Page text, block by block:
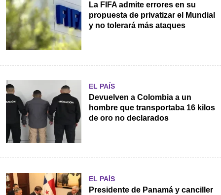
La FIFA admite errores en su
propuesta de privatizar el Mundial
y no tolerará más ataques
EL PAÍS
Devuelven a Colombia a un
hombre que transportaba 16 kilos
de oro no declarados
EL PAÍS
Presidente de Panamá y canciller